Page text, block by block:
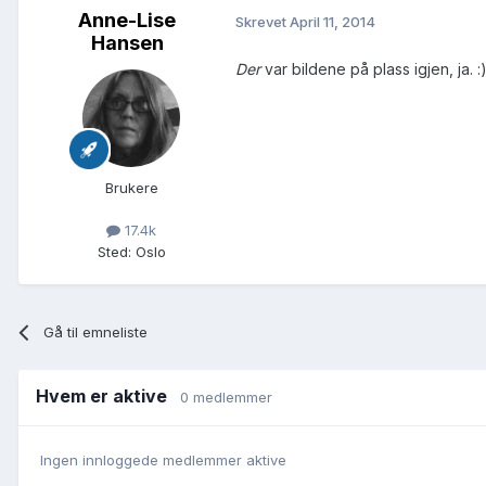
Anne-Lise
Hansen
Brukere
17.4k
Sted: Oslo
SkrevetApril 11, 2014
Dervar bildene på plass igjen, ja. :)
Gå til emneliste
Hvem er aktive 0 medlemmer
Ingen innloggede medlemmer aktive